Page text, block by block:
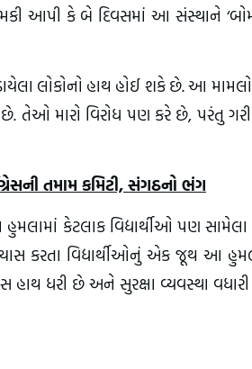
આપી કે બે દિવસમાં આ સંસ્થાને
લોકોનો હાથ હોઈ શકે છે. આ
તેઓ મારો વિરોધ પણ કરે છે, પરંતુ
તમામ કમિટી, સંગઠનો ભંગ
કેટલાક વિદ્યાર્થીઓ પણ સામેલા
કરતા વિદ્યાર્થીઓનું એક જૂથ આ
ધરી છે અને સુરક્ષા વ્યવસ્થા વધારી